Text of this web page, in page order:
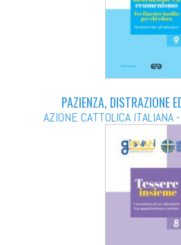
PAZIENZA, DISTRAZIONE
AZIONE CATTOLICA ITALIANA